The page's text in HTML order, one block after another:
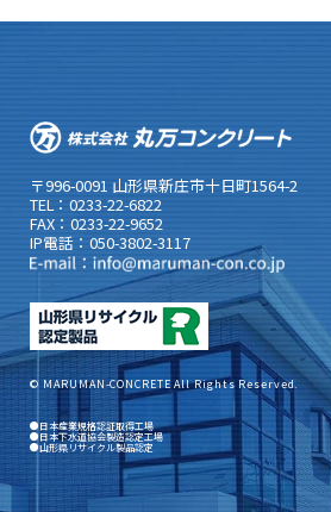
〒996-0091 山形県新庄市十日町1564-2
TEL：0233-22-6822
FAX：0233-22-9652
IP電話：050-3802-3117
© MARUMAN-CONCRETE All Rights Reserved.
●日本産業規格認証取得工場
●日本下水道協会製造認定工場
●山形県リサイクル製品認定